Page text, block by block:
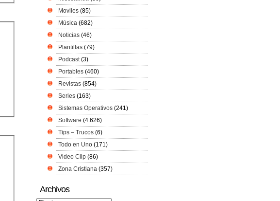
Moviles (85)
Música (682)
Noticias (46)
Plantillas (79)
Podcast(3)
Portables (460)
Revistas (854)
Series (163)
Sistemas Operativos (241)
Software (4.626)
Tips – Trucos (6)
Todo en Uno (171)
Video Clip (86)
Zona Cristiana (357)
Archivos